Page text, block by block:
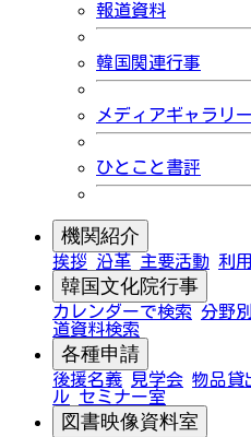
報道資料
韓国関連行事
メディアギャラリー
ひとこと書評
機関紹介
挨拶 沿革 主要活動 利
韓国文化院行事
カレンダーで検索 分野
道資料検索
各種申請
後援名義 見学会 物品貸
ル セミナー室
図書映像資料室